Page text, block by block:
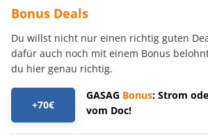
Bonus Deals
Du willst nicht nur einen richtig guten
dafür auch noch mit einem Bonus
du hier genau richtig.
+70€
GASAG Bonus: Strom
vom Doc!